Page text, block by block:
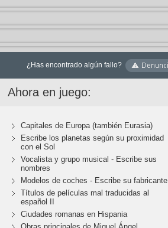
¿Has encontrado algún fallo?
Ahora en juego:
Capitales de Europa (también Eurasia)
Escribe los planetas según su proximidad
con el Sol
Vocalista y grupo musical - Escribe sus
nombres
Modelos de coches - Escribe su fabricante
Títulos de películas mal traducidas al
español II
Ciudades romanas en Hispania